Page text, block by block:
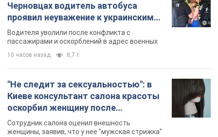
Черновцах водитель автобуса
проявил неуважение к украинским
военным и поплатился за это.
Видео
Водителя уволили после конфликта с
пассажирами и оскорблений в адрес военных
10 часов назад 8,7 т.
"Не следит за сексуальностью": в
Киеве консультант салона красоты
оскорбил женщину после
химиотерапии, разгорелся скандал.
Фото
Сотрудник салона оценил внешность
женщины, заявив, что у нее "мужская стрижка"